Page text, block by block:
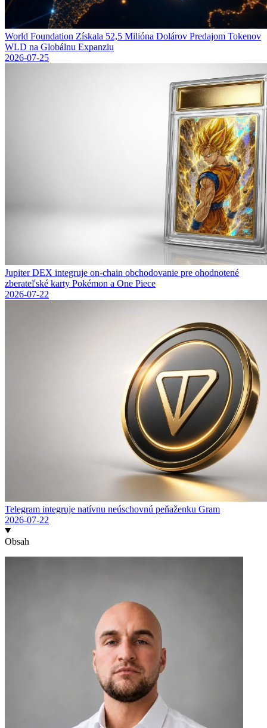
World Foundation Získala 52,5 Milióna Dolárov Predajom Tokenov
WLD na Globálnu Expanziu
2026-07-25
Jupiter DEX integruje on-chain obchodovanie pre ohodnotené
zberateľské karty Pokémon a One Piece
2026-07-22
Telegram integruje natívnu neúschovnú peňaženku Gram
2026-07-22
Obsah